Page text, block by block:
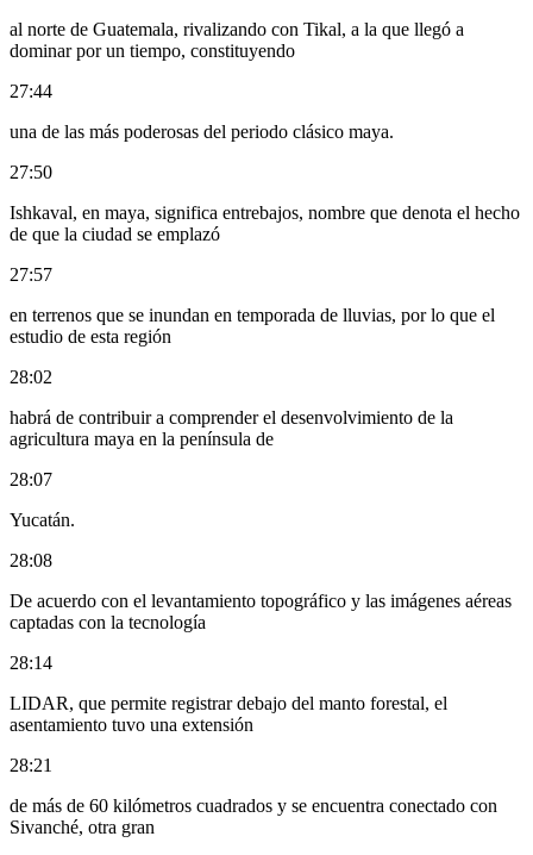
al norte de Guatemala, rivalizando con Tikal, a la que llegó a
dominar por un tiempo, constituyendo
27:44
una de las más poderosas del periodo clásico maya.
27:50
Ishkaval, en maya, significa entrebajos, nombre que denota el hecho
de que la ciudad se emplazó
27:57
en terrenos que se inundan en temporada de lluvias, por lo que el
estudio de esta región
28:02
habrá de contribuir a comprender el desenvolvimiento de la
agricultura maya en la península de
28:07
Yucatán.
28:08
De acuerdo con el levantamiento topográfico y las imágenes aéreas
captadas con la tecnología
28:14
LIDAR, que permite registrar debajo del manto forestal, el
asentamiento tuvo una extensión
28:21
de más de 60 kilómetros cuadrados y se encuentra conectado con
Sivanché, otra gran